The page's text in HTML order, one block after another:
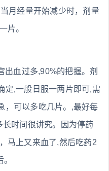
月经量开始减少时，剂量
片。
出血过多,90%的把握。剂
定,一般日服一两片即可,需
，可以多吃几片。,最好每
时间很讲究。因为停药
马上又来血了,然后吃药2